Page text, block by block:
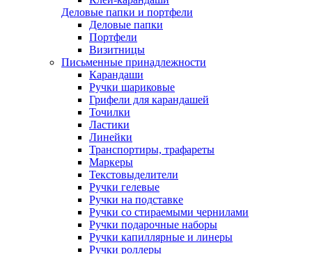
Деловые папки и портфели
Деловые папки
Портфели
Визитницы
Письменные принадлежности
Карандаши
Ручки шариковые
Грифели для карандашей
Точилки
Ластики
Линейки
Транспортиры, трафареты
Маркеры
Текстовыделители
Ручки гелевые
Ручки на подставке
Ручки со стираемыми чернилами
Ручки подарочные наборы
Ручки капиллярные и линеры
Ручки роллеры